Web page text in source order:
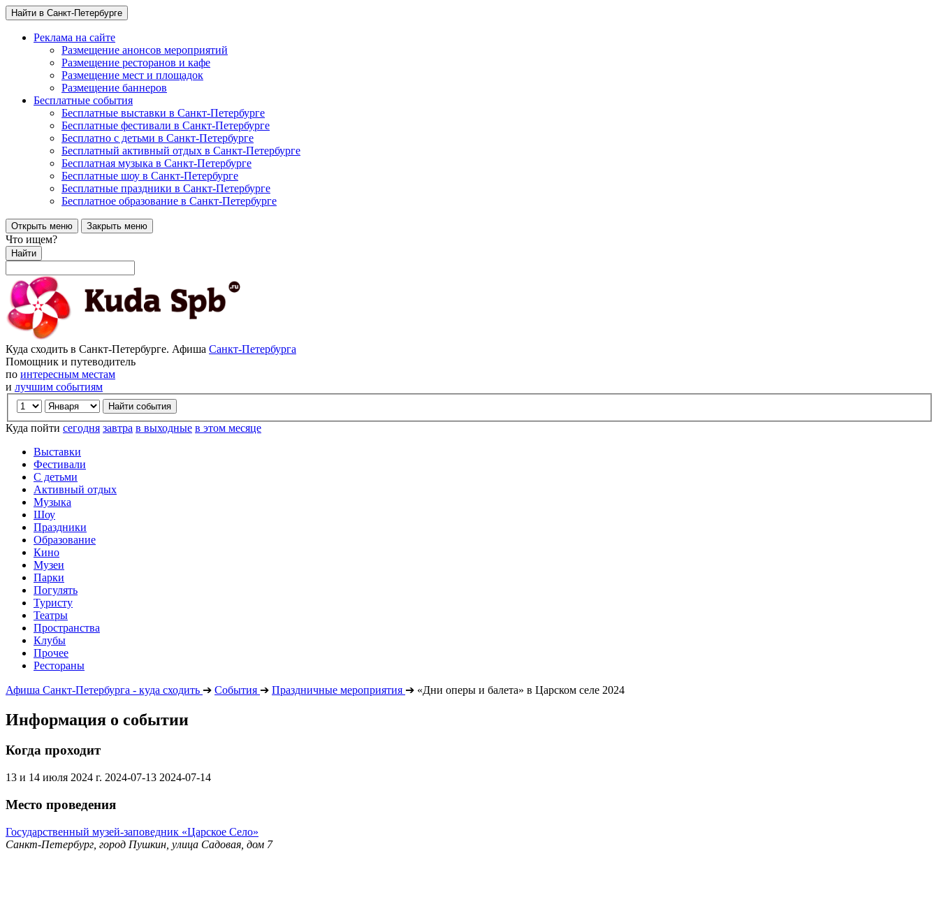
Найти в Санкт-Петербурге
Реклама на сайте
Размещение анонсов мероприятий
Размещение ресторанов и кафе
Размещение мест и площадок
Размещение баннеров
Бесплатные события
Бесплатные выставки в Санкт-Петербурге
Бесплатные фестивали в Санкт-Петербурге
Бесплатно с детьми в Санкт-Петербурге
Бесплатный активный отдых в Санкт-Петербурге
Бесплатная музыка в Санкт-Петербурге
Бесплатные шоу в Санкт-Петербурге
Бесплатные праздники в Санкт-Петербурге
Бесплатное образование в Санкт-Петербурге
Открыть меню Закрыть меню
Что ищем?
Найти
Куда сходить в Санкт-Петербурге. Афиша Санкт-Петербурга
Помощник и путеводитель
по интересным местам
и лучшим событиям
Куда пойти сегодня завтра в выходные в этом месяце
Выставки
Фестивали
С детьми
Активный отдых
Музыка
Шоу
Праздники
Образование
Кино
Музеи
Парки
Погулять
Туристу
Театры
Пространства
Клубы
Прочее
Рестораны
Афиша Санкт-Петербурга - куда сходить ➔ События ➔ Праздничные мероприятия ➔ «Дни оперы и балета» в Царском селе 2024
Информация о событии
Когда проходит
13 и 14 июля 2024 г. 2024-07-13 2024-07-14
Место проведения
Государственный музей-заповедник «Царское Село»
Санкт-Петербург, город Пушкин, улица Садовая, дом 7